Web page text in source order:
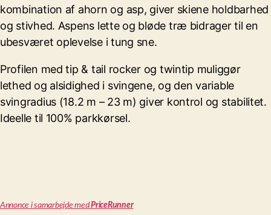
kombination af ahorn og asp, giver skiene holdbarhed
og stivhed. Aspens lette og bløde træ bidrager til en
ubesværet oplevelse i tung sne.
Profilen med tip & tail rocker og twintip muliggør
lethed og alsidighed i svingene, og den variable
svingradius (18.2 m – 23 m) giver kontrol og stabilitet.
Ideelle til 100% parkkørsel.
Annonce i samarbejde medPriceRunner